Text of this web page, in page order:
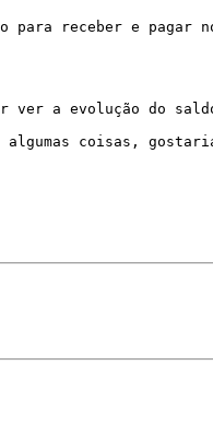
para receber e pagar
ver a evolução do
coisas,